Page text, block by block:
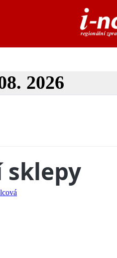
2026
sklepy